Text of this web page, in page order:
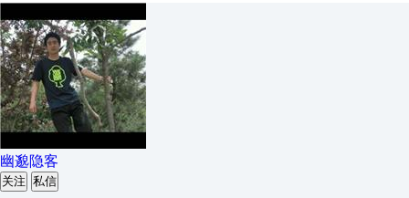
幽邈隐客
关注 私信